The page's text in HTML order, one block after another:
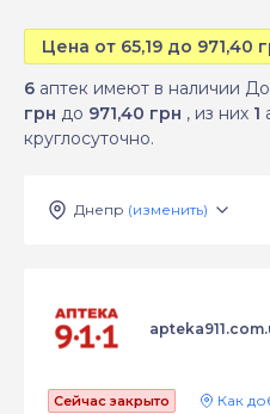
Цена от 65,19 до 971,40
6 аптек имеют в наличии
грн до 971,40 грн , из них 1
круглосуточно.
Днепр (изменить)
Сейчас закрыто
Как